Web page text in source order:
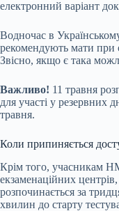
електронний варіант
Водночас в
рекомендують мати при
Звісно, якщо є така
Важливо! 11 травня
для участі у
травня.
Коли припиняється
Крім того, учасникам
екзаменаційних
розпочинається за
хвилин до старту